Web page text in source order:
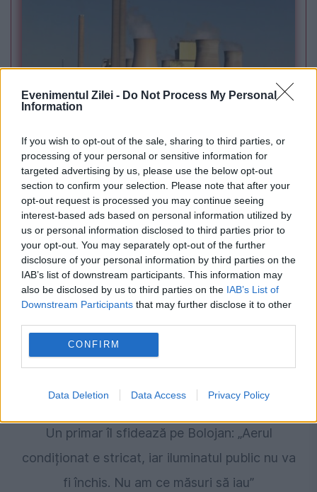
Evenimentul Zilei - Do Not Process My Personal
Information
If you wish to opt-out of the sale, sharing to third parties, or
processing of your personal or sensitive information for
targeted advertising by us, please use the below opt-out
section to confirm your selection. Please note that after your
opt-out request is processed you may continue seeing
interest-based ads based on personal information utilized by
us or personal information disclosed to third parties prior to
your opt-out. You may separately opt-out of the further
disclosure of your personal information by third parties on the
IAB’s list of downstream participants. This information may
also be disclosed by us to third parties on the IAB’s List of
Downstream Participants that may further disclose it to other
CONFIRM
Data Deletion Data Access Privacy Policy
PSD cere activarea mecanismului european
de urgență pentru energie și susține
menținerea centralelor pe cărbune. Critici la
adresa lui Bolojan
POLITICA
Un primar îl sfidează pe Bolojan: „Aerul
condiționat e stricat, iar iluminatul public nu va
fi închis. Nu am ce măsuri să iau”